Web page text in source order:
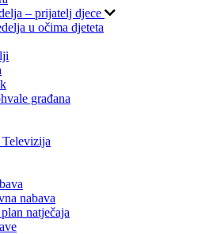
– prijatelj djece
u očima djeteta
građana
Televizija
nabava
natječaja